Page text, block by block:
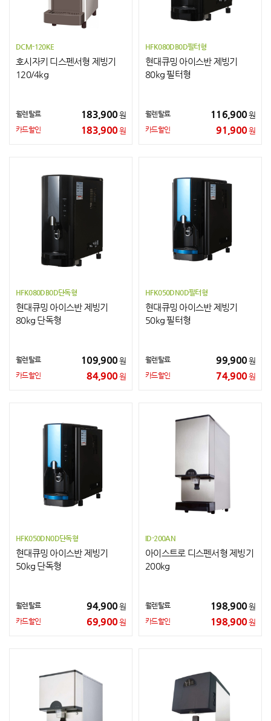
DCM-120KE
호시자키 디스펜서형 제빙기
120/4kg
월렌탈료 183,900원
카드할인 183,900원
HFK080DB0D필터형
현대큐밍 아이스반 제빙기
80kg 필터형
월렌탈료 116,900원
카드할인 91,900원
HFK080DB0D단독형
현대큐밍 아이스반 제빙기
80kg 단독형
월렌탈료 109,900원
카드할인 84,900원
HFK050DN0D필터형
현대큐밍 아이스반 제빙기
50kg 필터형
월렌탈료 99,900원
카드할인 74,900원
HFK050DN0D단독형
현대큐밍 아이스반 제빙기
50kg 단독형
월렌탈료 94,900원
카드할인 69,900원
ID-200AN
아이스트로 디스펜서형 제빙기
200kg
월렌탈료 198,900원
카드할인 198,900원